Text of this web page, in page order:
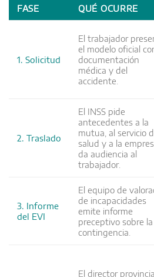
FASE QUÉ OCURRE
1. Solicitud
El trabajador
el modelo oficial
documentación
médica y del
accidente.
2. Traslado
El INSS pide
antecedentes a la
mutua, al servicio
salud y a la
da audiencia al
trabajador.
3. Informe
del EVI
El equipo de
de incapacidades
emite informe
preceptivo sobre la
contingencia.
El director